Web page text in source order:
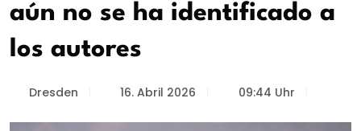
aún no se ha identificado a
los autores
Dresden 16. Abril 2026 09:44 Uhr